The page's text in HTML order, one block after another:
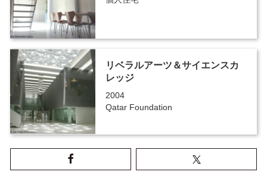
リベラルアーツ＆サイエンスカ
レッジ
2004
Qatar Foundation